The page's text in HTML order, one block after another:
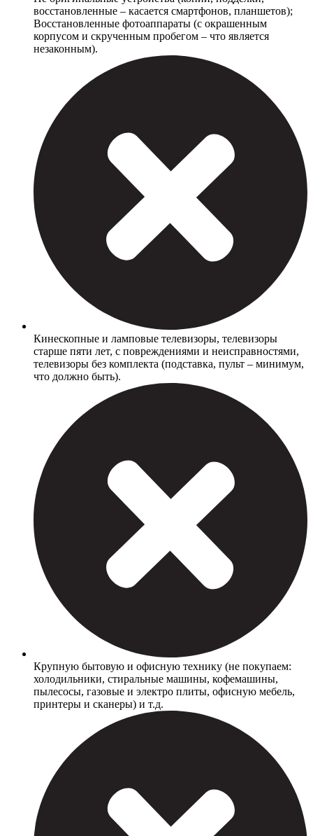
восстановленные – касается смартфонов, планшетов);
Восстановленные фотоаппараты (с окрашенным
корпусом и скрученным пробегом – что является
незаконным).
Кинескопные и ламповые телевизоры, телевизоры
старше пяти лет, с повреждениями и неисправностями,
телевизоры без комплекта (подставка, пульт – минимум,
что должно быть).
Крупную бытовую и офисную технику (не покупаем:
холодильники, стиральные машины, кофемашины,
пылесосы, газовые и электро плиты, офисную мебель,
принтеры и сканеры) и т.д.